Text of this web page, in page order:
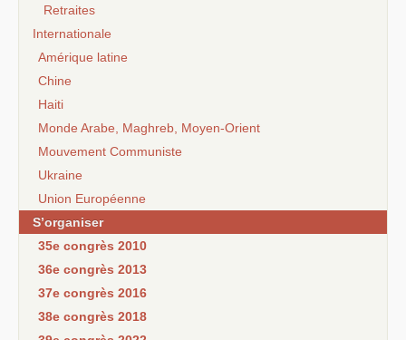
Retraites
Internationale
Amérique latine
Chine
Haiti
Monde Arabe, Maghreb, Moyen-Orient
Mouvement Communiste
Ukraine
Union Européenne
S’organiser
35e congrès 2010
36e congrès 2013
37e congrès 2016
38e congrès 2018